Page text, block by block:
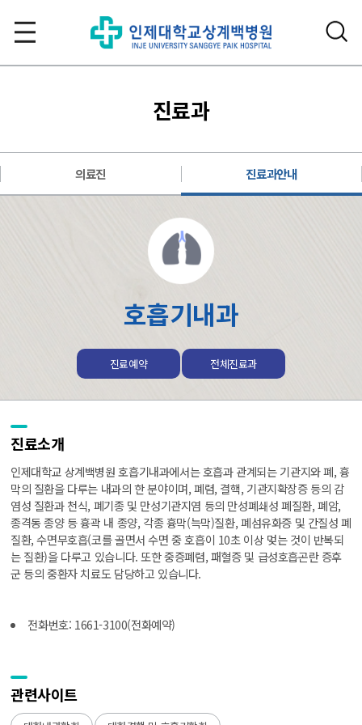
진료과
의료진 진료과안내
호흡기내과
진료예약 전체진료과
진료소개
인제대학교 상계백병원 호흡기내과에서는 호흡과 관계되는 기관지와 폐, 흉
막의 질환을 다루는 내과의 한 분야이며, 폐렴, 결핵, 기관지확장증 등의 감
염성 질환과 천식, 폐기종 및 만성기관지염 등의 만성폐쇄성 폐질환, 폐암,
종격동 종양 등 흉곽 내 종양, 각종 흉막(늑막)질환, 폐섬유화증 및 간질성 폐
질환, 수면무호흡(코를 골면서 수면 중 호흡이 10초 이상 멎는 것이 반복되
는 질환)을 다루고 있습니다. 또한 중증폐렴, 패혈증 및 급성호흡곤란 증후
군 등의 중환자 치료도 담당하고 있습니다.
전화번호: 1661-3100(전화예약)
관련사이트